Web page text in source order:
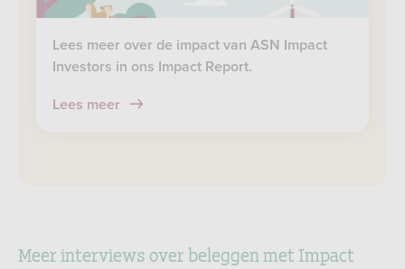
Lees meer over de impact van ASN Impact
Investors in ons Impact Report.
Lees meer
Meer interviews over beleggen met Impact